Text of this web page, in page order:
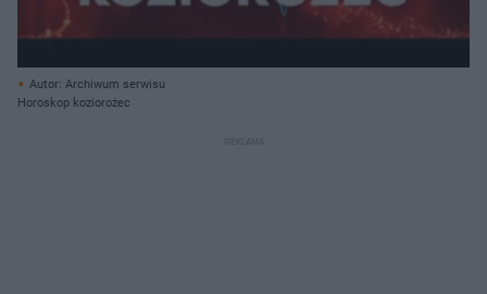
Autor: Archiwum serwisu
Horoskop koziorożec